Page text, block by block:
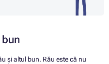
și altul bun. Rău este că nu